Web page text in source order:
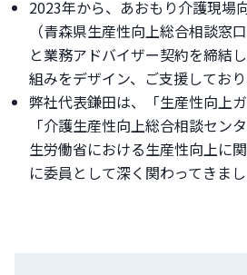
2023年から、あおもり介護現場
（青森県生産性向上総合相談窓
と業務アドバイザー契約を締結
組みをデザイン、ご支援しており
弊社代表鎌田は、「生産性向上
「介護生産性向上総合相談セン
生労働省における生産性向上に
に委員として深く関わってきまし